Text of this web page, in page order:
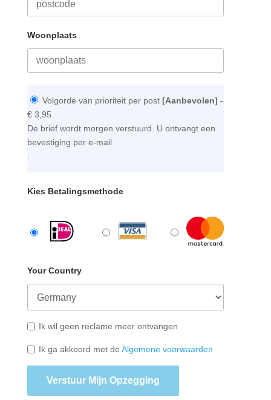
Woonplaats
Volgorde van prioriteit per post [Aanbevolen] -
€ 3,95
De brief wordt morgen verstuurd. U ontvangt een
bevestiging per e-mail
.
Kies Betalingsmethode
Your Country
Ik wil geen reclame meer ontvangen
Ik ga akkoord met de Algemene voorwaarden
Verstuur Mijn Opzegging